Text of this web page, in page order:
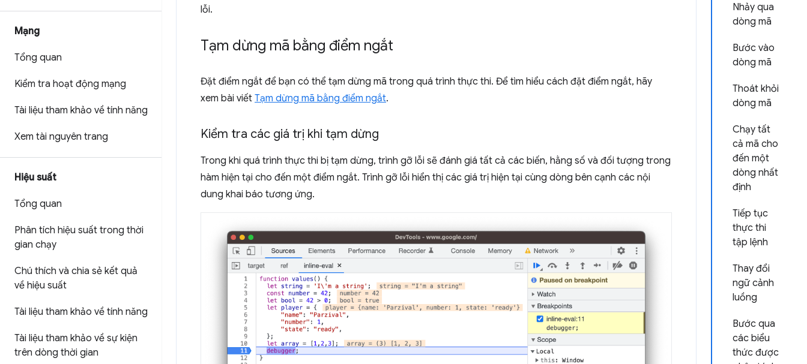
Mạng
Tổng quan
Kiểm tra hoạt động mạng
Tài liệu tham khảo về tính năng
Xem tài nguyên trang
Hiệu suất
Tổng quan
Phân tích hiệu suất trong thời
gian chạy
Chú thích và chia sẻ kết quả
về hiệu suất
Tài liệu tham khảo về tính năng
Tài liệu tham khảo về sự kiện
trên dòng thời gian
Nhảy qua
dòng mã
Bước vào
dòng mã
Thoát khỏi
dòng mã
Chạy tất
cả mã cho
đến một
dòng nhất
định
Tiếp tục
thực thi
tập lệnh
Thay đổi
ngữ cảnh
luồng
Bước qua
các biểu
thức được
lỗi.
Tạm dừng mã bằng điểm ngắt
Đặt điểm ngắt để bạn có thể tạm dừng mã trong quá trình thực thi. Để tìm hiểu cách đặt điểm ngắt, hãy
xem bài viết Tạm dừng mã bằng điểm ngắt.
Kiểm tra các giá trị khi tạm dừng
Trong khi quá trình thực thi bị tạm dừng, trình gỡ lỗi sẽ đánh giá tất cả các biến, hằng số và đối tượng trong
hàm hiện tại cho đến một điểm ngắt. Trình gỡ lỗi hiển thị các giá trị hiện tại cùng dòng bên cạnh các nội
dung khai báo tương ứng.